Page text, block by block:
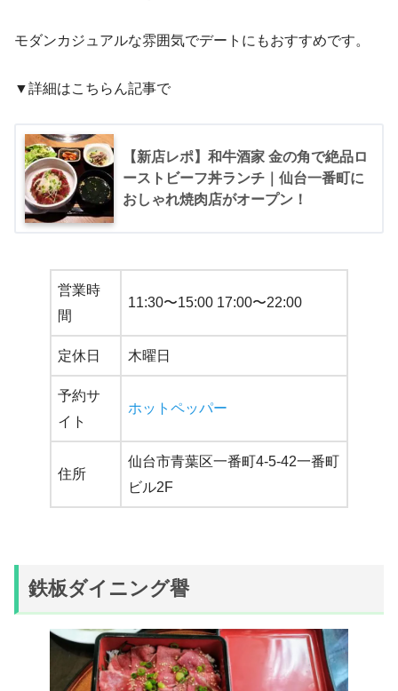
モダンカジュアルな雰囲気でデートにもおすすめです。
▼詳細はこちらん記事で
【新店レポ】和牛酒家 金の角で絶品ロ
ーストビーフ丼ランチ｜仙台一番町に
おしゃれ焼肉店がオープン！
営業時
間
11:30〜15:00 17:00〜22:00
定休日 木曜日
予約サ
イト
ホットペッパー
住所
仙台市青葉区一番町4-5-42一番町
ビル2F
鉄板ダイニング譽